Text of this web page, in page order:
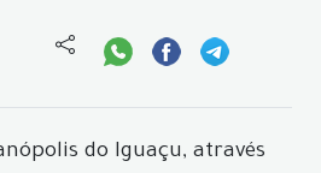
do Iguaçu, através